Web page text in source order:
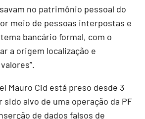
no patrimônio pessoal do
meio de pessoas interpostas e
bancário formal, com o
a origem localização e
Mauro Cid está preso desde 3
sido alvo de uma operação da PF
de dados falsos de